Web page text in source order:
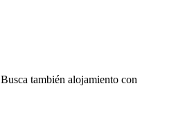
Busca también alojamiento con